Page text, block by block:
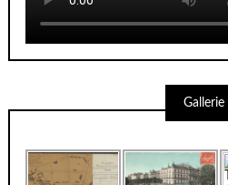
Gallerie